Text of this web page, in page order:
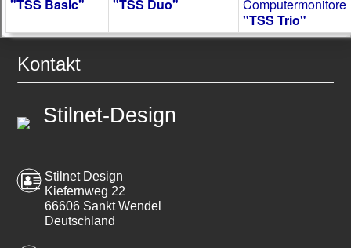
"TSS Basic"
"TSS Duo"
"TSS Trio"
Kontakt
Stilnet-Design
Stilnet Design
Kiefernweg 22
66606 Sankt Wendel
Deutschland